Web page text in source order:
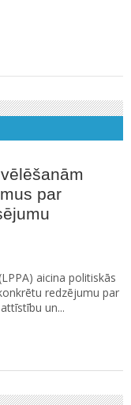
par
aicina politiskās
redzējumu par
un...